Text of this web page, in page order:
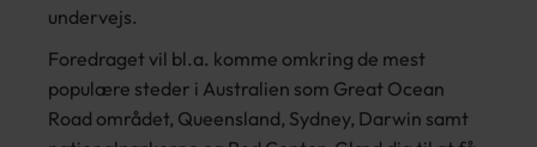
undervejs.
Foredraget vil bl.a. komme omkring de mest
populære steder i Australien som Great Ocean
Road området, Queensland, Sydney, Darwin samt